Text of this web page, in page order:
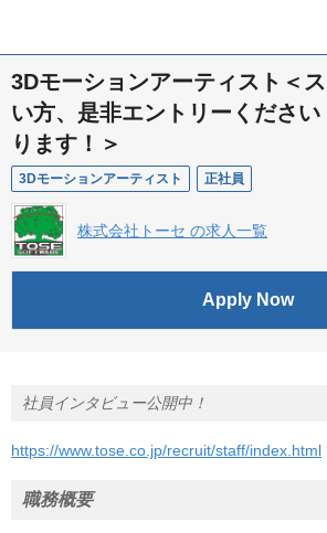
3Dモーションアーティスト＜
い方、是非エントリーくださ
ります！＞
3Dモーションアーティスト 正社員
株式会社トーセ の求人一覧
Apply Now
社員インタビュー公開中！
https://www.tose.co.jp/recruit/staff/index.html
職務概要